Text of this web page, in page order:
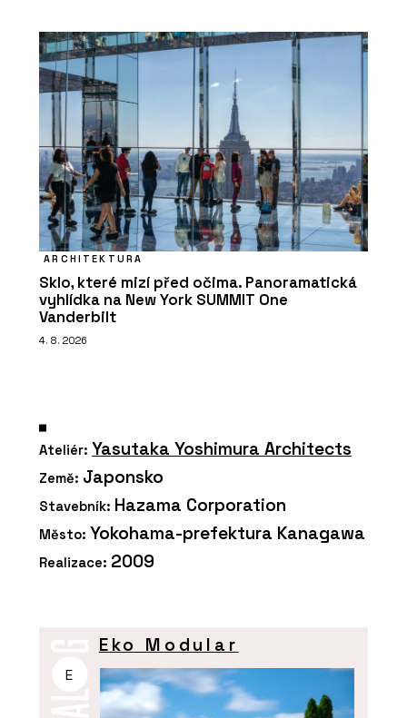
ARCHITEKTURA
Sklo, které mizí před očima. Panoramatická
vyhlídka na New York SUMMIT One
Vanderbilt
4. 8. 2026
Ateliér: Yasutaka Yoshimura Architects
Země: Japonsko
Stavebník: Hazama Corporation
Město: Yokohama-prefektura Kanagawa
Realizace: 2009
E
Eko Modular